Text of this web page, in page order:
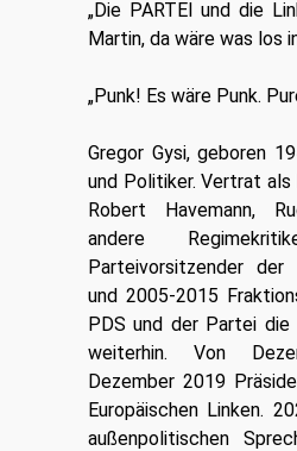
„Die PARTEI und die
Martin, da wäre was los
„Punk! Es wäre Punk.
Gregor Gysi, geboren
und Politiker. Vertrat als
Robert Havemann,
andere
Parteivorsitzender der
und 2005-2015
PDS und der Partei
weiterhin. Von
Dezember 2019
Europäischen Linken.
außenpolitischen